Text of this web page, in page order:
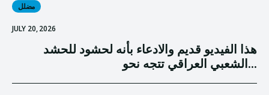
مضلل
JULY 20, 2026
هذا الفيديو قديم والادعاء بأنه لحشود للحشد
الشعبي العراقي تتجه نحو...